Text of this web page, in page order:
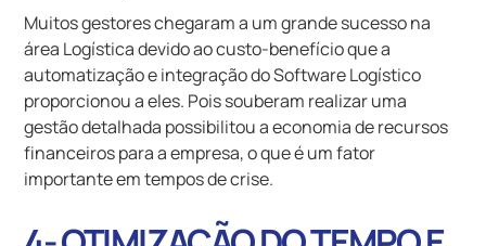
Muitos gestores chegaram a um grande sucesso na
área Logística devido ao custo-benefício que a
automatização e integração do Software Logístico
proporcionou a eles. Pois souberam realizar uma
gestão detalhada possibilitou a economia de recursos
financeiros para a empresa, o que é um fator
importante em tempos de crise.